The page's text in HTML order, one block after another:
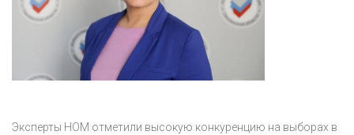
Эксперты НОМ отметили высокую конкуренцию на выборах в